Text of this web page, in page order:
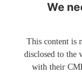
We
This content is
disclosed to the
with their